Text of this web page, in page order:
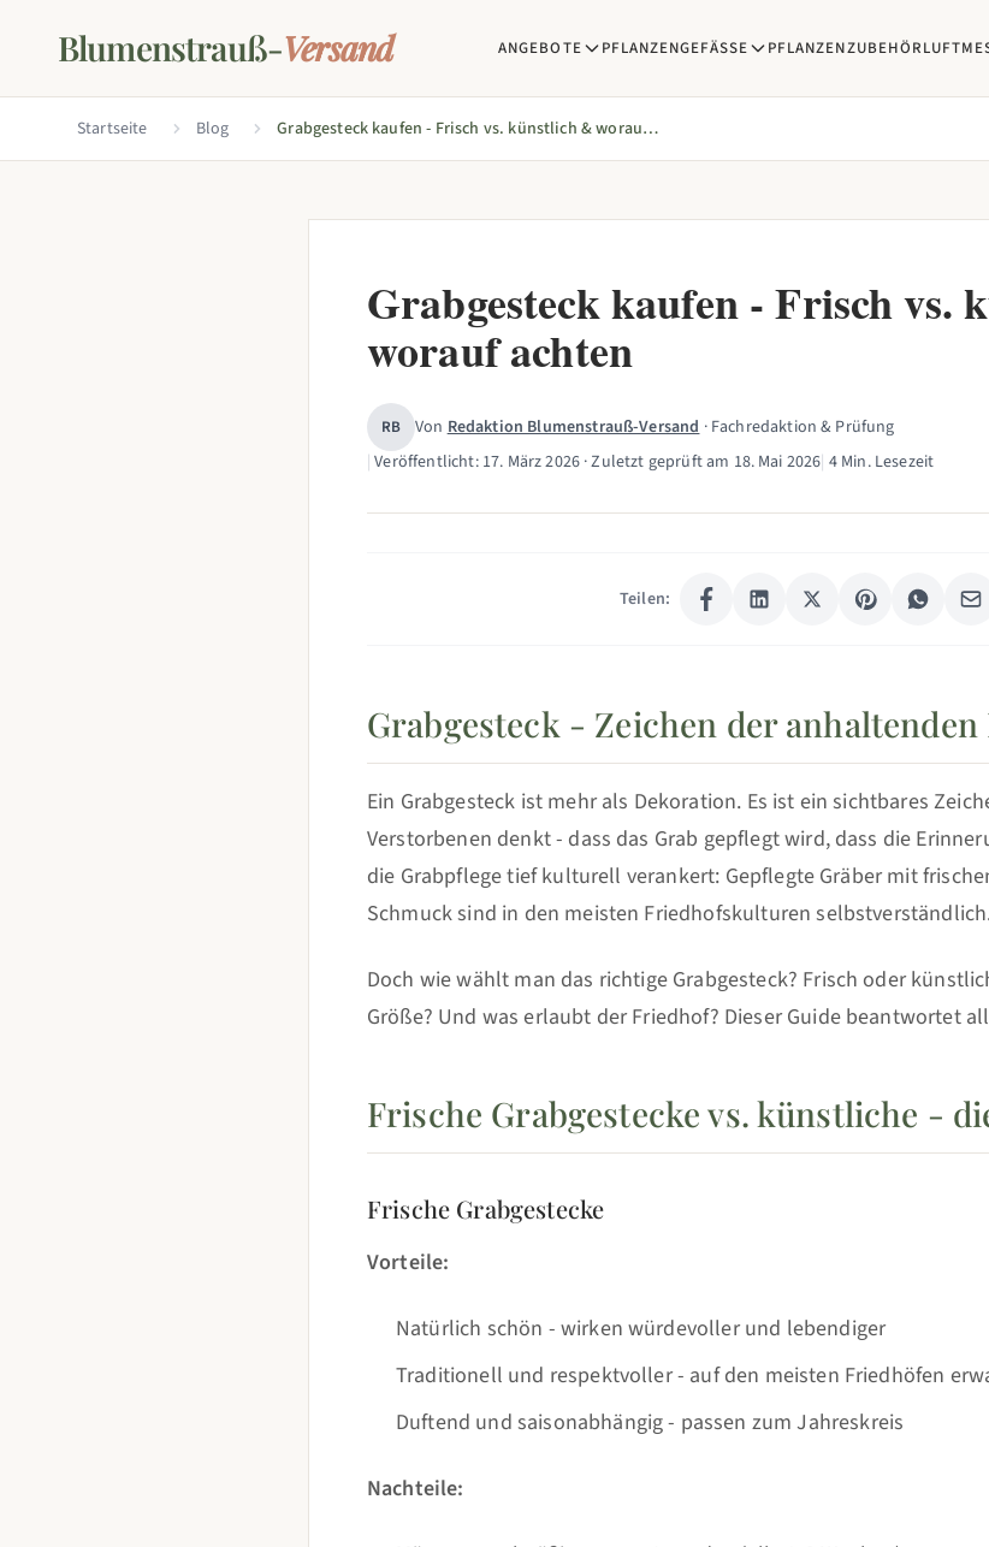
Blumenstrauß-Versand ANGEBOTE PFLANZENGEFÄSSE PFLANZENZUBEHÖR
Startseite Blog Grabgesteck kaufen - Frisch vs. künstlich & worauf achten
Grabgesteck kaufen - Frisch vs.
worauf achten
RB Von Redaktion Blumenstrauß-Versand · Fachredaktion & Prüfung
Veröffentlicht: 17. März 2026 · Zuletzt geprüft am 18. Mai 2026 4 Min. Lesezeit
Teilen:
Grabgesteck - Zeichen der
Ein Grabgesteck ist mehr als Dekoration. Es ist ein sichtbares
Verstorbenen denkt - dass das Grab gepflegt wird, dass die
die Grabpflege tief kulturell verankert: Gepflegte Gräber mit
Schmuck sind in den meisten Friedhofskulturen
Doch wie wählt man das richtige Grabgesteck? Frisch oder
Größe? Und was erlaubt der Friedhof? Dieser Guide beantwortet
Frische Grabgestecke vs. künstliche -
Frische Grabgestecke
Vorteile:
Natürlich schön - wirken würdevoller und lebendiger
Traditionell und respektvoller - auf den meisten Friedhöfen
Duftend und saisonabhängig - passen zum Jahreskreis
Nachteile: